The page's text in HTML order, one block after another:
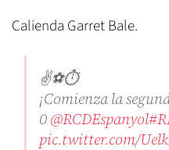
Calienda Garret Bale.
✌️⚽️⏱
¡Comienza la
0@RCDEspanyol
pic.twitter.com/